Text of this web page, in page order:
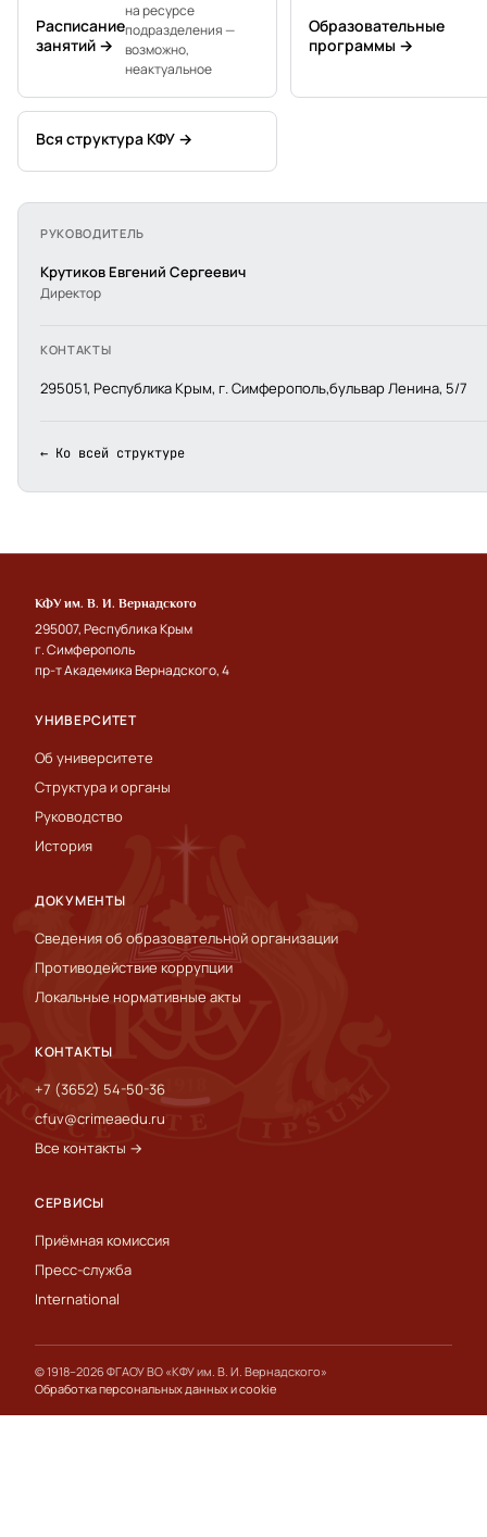
Расписание
занятий →
на ресурсе
подразделения —
возможно,
неактуальное
Образовательные
программы →
Вся структура КФУ →
РУКОВОДИТЕЛЬ
Крутиков Евгений Сергеевич
Директор
КОНТАКТЫ
295051, Республика Крым, г. Симферополь,бульвар Ленина, 5/7
← Ко всей структуре
КФУ им. В. И. Вернадского
295007, Республика Крым
г. Симферополь
пр-т Академика Вернадского, 4
УНИВЕРСИТЕТ
Об университете
Структура и органы
Руководство
История
ДОКУМЕНТЫ
Сведения об образовательной организации
Противодействие коррупции
Локальные нормативные акты
КОНТАКТЫ
+7 (3652) 54-50-36
cfuv@crimeaedu.ru
Все контакты →
СЕРВИСЫ
Приёмная комиссия
Пресс-служба
International
© 1918–2026 ФГАОУ ВО «КФУ им. В. И. Вернадского»
Обработка персональных данных и cookie